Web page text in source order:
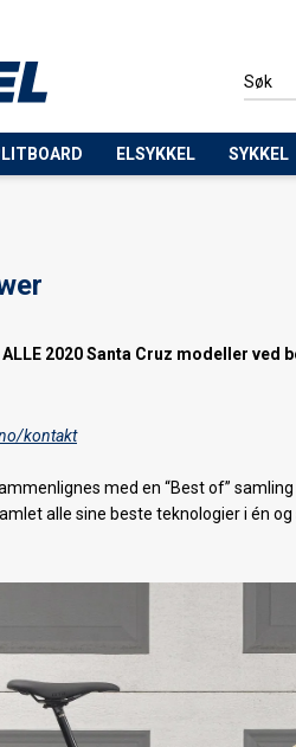
ELSYKKEL SYKKEL
ALLE 2020 Santa Cruz modeller
kontakt
med en “Best of”
alle sine beste teknologier i én